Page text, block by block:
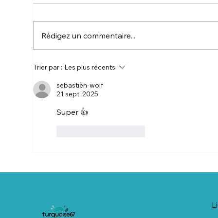
🎥 Présentation générale
Turquoise67
Rédigez un commentaire...
Trier par : Les plus récents
sebastien-wolf
21 sept. 2025
Super 👍